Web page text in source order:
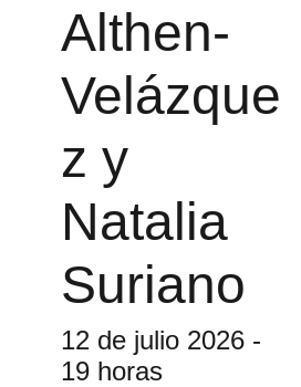
Althen-
Velázque
z y
Natalia
Suriano
12 de julio 2026 -
19 horas